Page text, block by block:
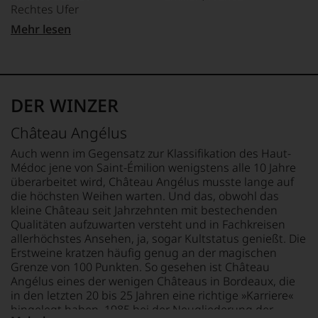
zu
unterstreichen,
auf
Niveau
unsere
Weinselektion
bewegt.
Das
aber
genügt
uns
nicht
mehr.
Wir
haben
festgestellt,
dass
manch
eine
Bewertung
schwer
»Wine
&
Spirits«.
sie
schwierigste
der
den
»Master
of
Wine«.
Als
Weinautorin
schuf
sie
mit
dem
»Oxford
Weinlexikon«
Weinwelt,
denn
an
der
Universität
von
Wisconsin.
Bedingt
durch
seinen
Vater
wandte
er
sich
aber
vor
allen
Dingen
nach
Rechtes Ufer
APPELLATION
REBSORTEN
Merlot
TRINKTEMPERATUR
18 °C
0,75 L
Mehr lesen
DER WINZER
Château Angélus
Auch wenn im Gegensatz zur Klassifikation des Haut-
Médoc jene von Saint-Émilion wenigstens alle 10 Jahre
überarbeitet wird, Château Angélus musste lange auf
die höchsten Weihen warten. Und das, obwohl das
kleine Château seit Jahrzehnten mit bestechenden
Qualitäten aufzuwarten versteht und in Fachkreisen
allerhöchstes Ansehen, ja, sogar Kultstatus genießt. Die
Erstweine kratzen häufig genug an der magischen
Grenze von 100 Punkten. So gesehen ist Château
Angélus eines der wenigen Châteaus in Bordeaux, die
in den letzten 20 bis 25 Jahren eine richtige »Karriere«
hingelegt haben. 1985 bei der Neugliederung der